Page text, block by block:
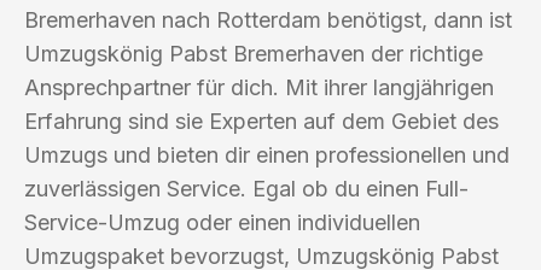
Bremerhaven nach Rotterdam benötigst, dann ist
Umzugskönig Pabst Bremerhaven der richtige
Ansprechpartner für dich. Mit ihrer langjährigen
Erfahrung sind sie Experten auf dem Gebiet des
Umzugs und bieten dir einen professionellen und
zuverlässigen Service. Egal ob du einen Full-
Service-Umzug oder einen individuellen
Umzugspaket bevorzugst, Umzugskönig Pabst